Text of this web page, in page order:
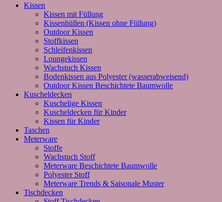
Kissen
Kissen mit Füllung
Kissenhüllen (Kissen ohne Füllung)
Outdoor Kissen
Stoffkissen
Schleifenkissen
Loungekissen
Wachstuch Kissen
Bodenkissen aus Polyester (wasserabweisend)
Outdoor Kissen Beschichtete Baumwolle
Kuscheldecken
Kuschelige Kissen
Kuscheldecken für Kinder
Kissen für Kinder
Taschen
Meterware
Stoffe
Wachstuch Stoff
Meterware Beschichtete Baumwolle
Polyester Stoff
Meterware Trends & Saisonale Muster
Tischdecken